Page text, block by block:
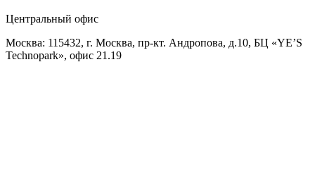
Центральный офис
Москва: 115432, г. Москва, пр-кт. Андропова, д.10, БЦ «YE’S
Technopark», офис 21.19